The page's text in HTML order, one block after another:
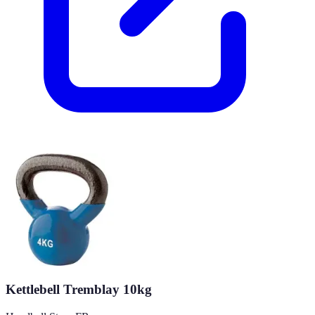
Kettlebell Tremblay 10kg